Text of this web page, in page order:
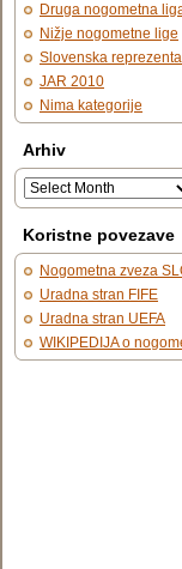
Druga nogometna
Nižje nogometne lige
Slovenska
JAR 2010
Nima kategorije
Arhiv
Koristne povezave
Nogometna zveza
Uradna stran FIFE
Uradna stran UEFA
WIKIPEDIJA o